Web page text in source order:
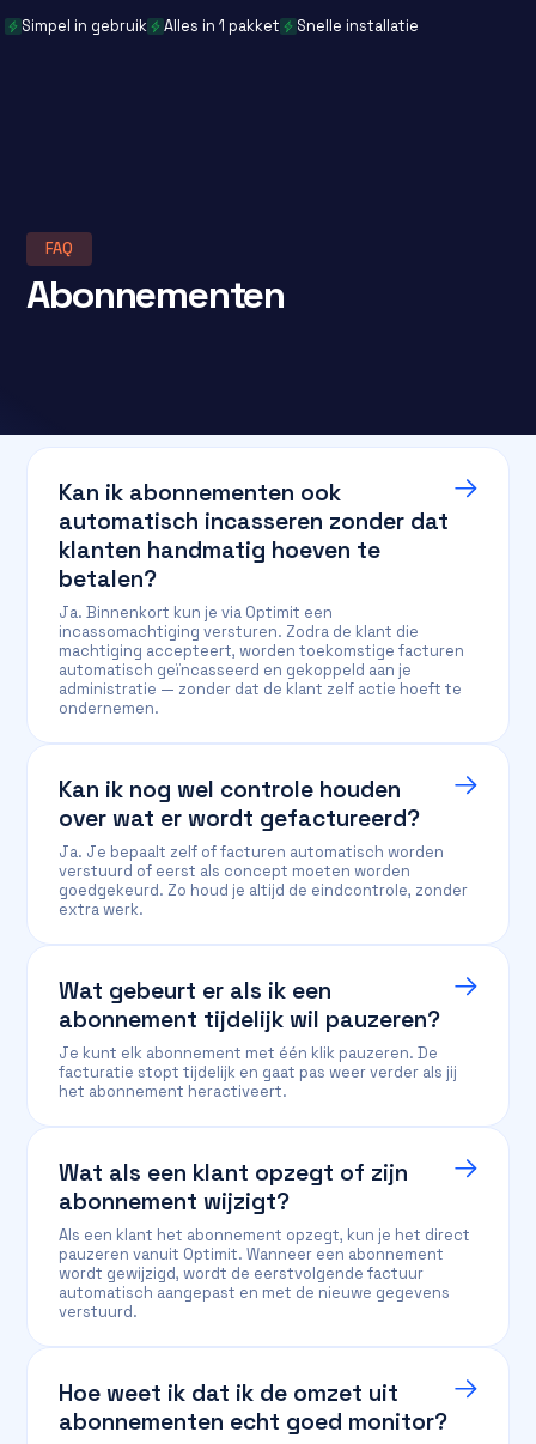
Simpel in gebruik Alles in 1 pakket Snelle installatie
FAQ
Abonnementen
Kan ik abonnementen ook
automatisch incasseren zonder dat
klanten handmatig hoeven te
betalen?
Ja. Binnenkort kun je via Optimit een
incassomachtiging versturen. Zodra de klant die
machtiging accepteert, worden toekomstige facturen
automatisch geïncasseerd en gekoppeld aan je
administratie — zonder dat de klant zelf actie hoeft te
ondernemen.
Kan ik nog wel controle houden
over wat er wordt gefactureerd?
Ja. Je bepaalt zelf of facturen automatisch worden
verstuurd of eerst als concept moeten worden
goedgekeurd. Zo houd je altijd de eindcontrole, zonder
extra werk.
Wat gebeurt er als ik een
abonnement tijdelijk wil pauzeren?
Je kunt elk abonnement met één klik pauzeren. De
facturatie stopt tijdelijk en gaat pas weer verder als jij
het abonnement heractiveert.
Wat als een klant opzegt of zijn
abonnement wijzigt?
Als een klant het abonnement opzegt, kun je het direct
pauzeren vanuit Optimit. Wanneer een abonnement
wordt gewijzigd, wordt de eerstvolgende factuur
automatisch aangepast en met de nieuwe gegevens
verstuurd.
Hoe weet ik dat ik de omzet uit
abonnementen echt goed monitor?